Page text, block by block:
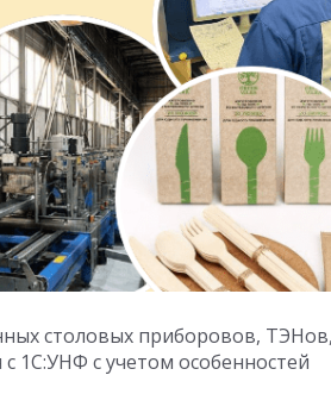
столовых приборовов, ТЭНов,
1С:УНФ с учетом особенностей